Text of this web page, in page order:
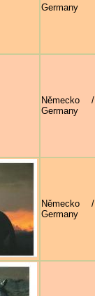
Germany
Německo /
Germany
Německo /
Germany